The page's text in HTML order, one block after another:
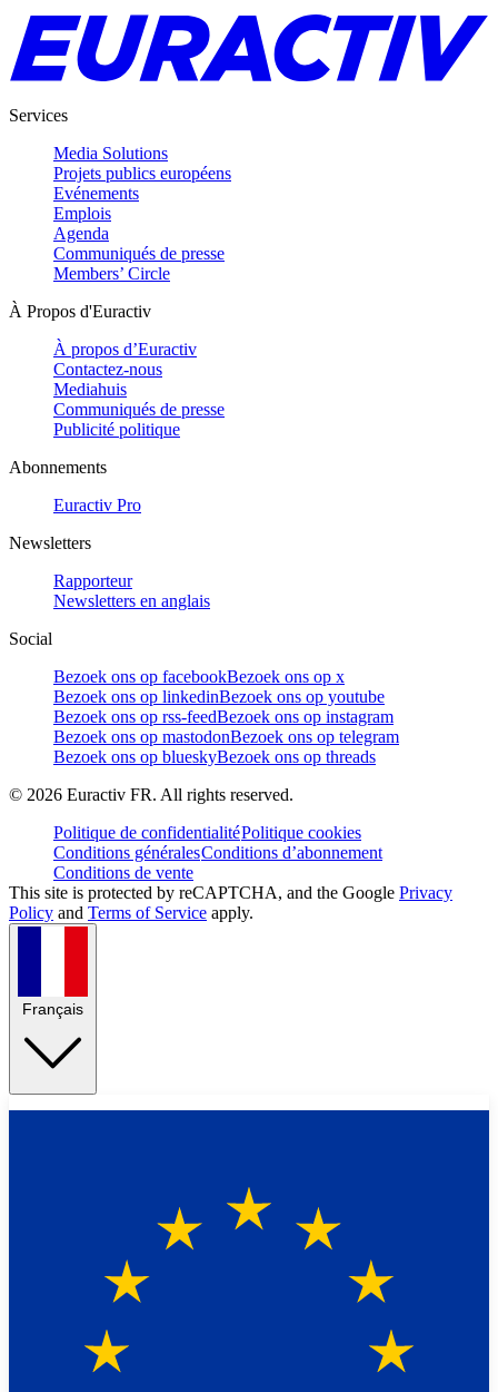
Services
Media Solutions
Projets publics européens
Evénements
Emplois
Agenda
Communiqués de presse
Members’ Circle
À Propos d'Euractiv
À propos d’Euractiv
Contactez-nous
Mediahuis
Communiqués de presse
Publicité politique
Abonnements
Euractiv Pro
Newsletters
Rapporteur
Newsletters en anglais
Social
Bezoek ons op facebookBezoek ons op x
Bezoek ons op linkedinBezoek ons op youtube
Bezoek ons op rss-feedBezoek ons op instagram
Bezoek ons op mastodonBezoek ons op telegram
Bezoek ons op blueskyBezoek ons op threads
© 2026 Euractiv FR. All rights reserved.
Politique de confidentialitéPolitique cookies
Conditions généralesConditions d’abonnement
Conditions de vente
This site is protected by reCAPTCHA, and the Google Privacy
Policy and Terms of Service apply.
Français